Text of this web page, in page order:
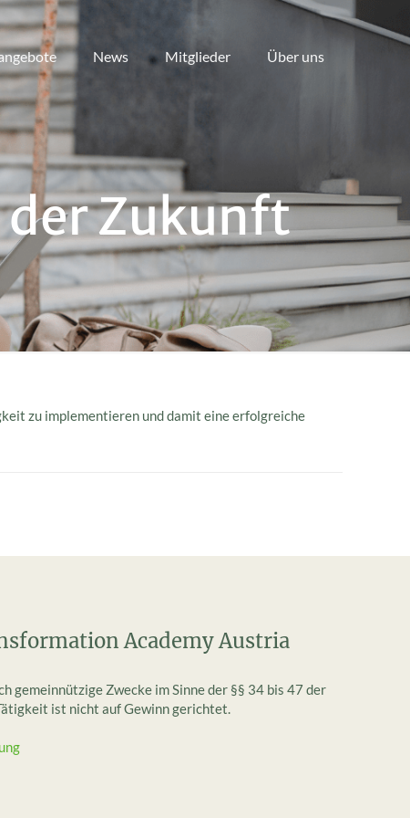
News Mitglieder Über uns
Zukunft
zu implementieren und damit eine erfolgreiche
Academy Austria
gemeinnützige Zwecke im Sinne der §§ 34 bis 47 der
ist nicht auf Gewinn gerichtet.